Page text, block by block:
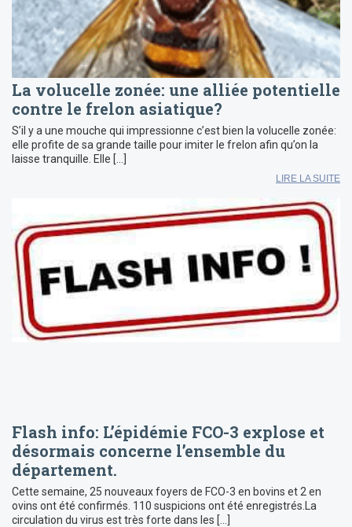
La volucelle zonée: une alliée potentielle
contre le frelon asiatique?
S’il y a une mouche qui impressionne c’est bien la volucelle zonée:
elle profite de sa grande taille pour imiter le frelon afin qu’on la
laisse tranquille. Elle […]
LIRE LA SUITE
Flash info: L’épidémie FCO-3 explose et
désormais concerne l’ensemble du
département.
Cette semaine, 25 nouveaux foyers de FCO-3 en bovins et 2 en
ovins ont été confirmés. 110 suspicions ont été enregistrés.La
circulation du virus est très forte dans les […]